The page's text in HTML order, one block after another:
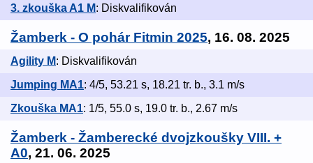
3. zkouška A1 M: Diskvalifikován
Žamberk - O pohár Fitmin 2025, 16. 08. 2025
Agility M: Diskvalifikován
Jumping MA1: 4/5, 53.21 s, 18.21 tr. b., 3.1 m/s
Zkouška MA1: 1/5, 55.0 s, 19.0 tr. b., 2.67 m/s
Žamberk - Žamberecké dvojzkoušky VIII. +
A0, 21. 06. 2025